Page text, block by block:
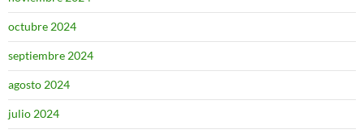
octubre 2024
septiembre 2024
agosto 2024
julio 2024